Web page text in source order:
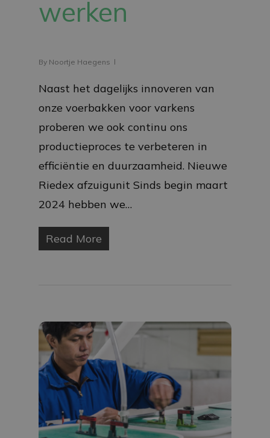
werken
By Noortje Haegens
Naast het dagelijks innoveren van
onze voerbakken voor varkens
proberen we ook continu ons
productieproces te verbeteren in
efficiëntie en duurzaamheid. Nieuwe
Riedex afzuigunit Sinds begin maart
2024 hebben we…
Read More